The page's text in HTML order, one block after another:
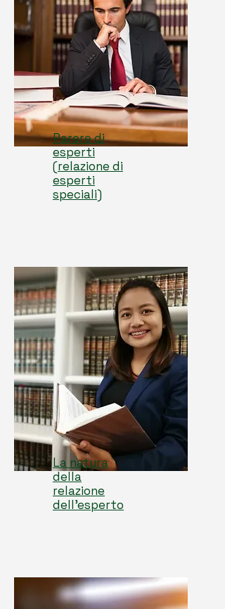
Parere di
esperti
(relazione di
esperti
speciali)
La natura
della
relazione
dell'esperto